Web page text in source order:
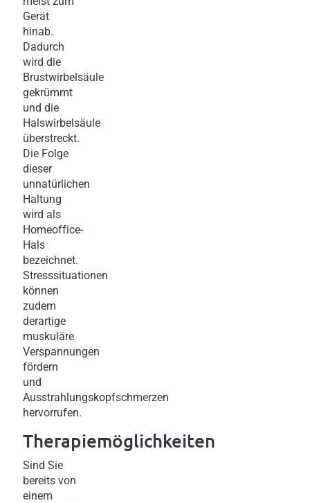
Gerät
hinab.
Dadurch
wird die
Brustwirbelsäule
gekrümmt
und die
Halswirbelsäule
überstreckt.
Die Folge
dieser
unnatürlichen
Haltung
wird als
Homeoffice-
Hals
bezeichnet.
Stresssituationen
können
zudem
derartige
muskuläre
Verspannungen
fördern
und
Ausstrahlungskopfschmerzen
hervorrufen.
Therapiemöglichkeiten
Sind Sie
bereits von
einem